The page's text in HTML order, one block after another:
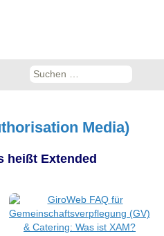
Suchen
Media)
heißt Extended